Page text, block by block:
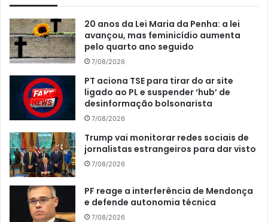
20 anos da Lei Maria da Penha: a lei
avançou, mas feminicídio aumenta
pelo quarto ano seguido
7/08/2026
PT aciona TSE para tirar do ar site
ligado ao PL e suspender ‘hub’ de
desinformação bolsonarista
7/08/2026
Trump vai monitorar redes sociais de
jornalistas estrangeiros para dar visto
7/08/2026
PF reage a interferência de Mendonça
e defende autonomia técnica
7/08/2026